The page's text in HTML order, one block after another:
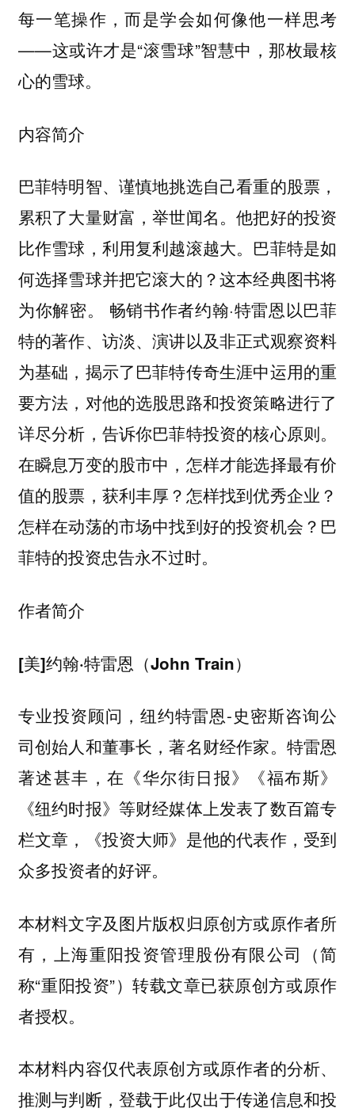
每一笔操作，而是学会如何像他一样思考
——这或许才是“滚雪球”智慧中，那枚最核
心的雪球。
内容简介
巴菲特明智、谨慎地挑选自己看重的股票，
累积了大量财富，举世闻名。他把好的投资
比作雪球，利用复利越滚越大。巴菲特是如
何选择雪球并把它滚大的？这本经典图书将
为你解密。 畅销书作者约翰·特雷恩以巴菲
特的著作、访淡、演讲以及非正式观察资料
为基础，揭示了巴菲特传奇生涯中运用的重
要方法，对他的选股思路和投资策略进行了
详尽分析，告诉你巴菲特投资的核心原则。
在瞬息万变的股市中，怎样才能选择最有价
值的股票，获利丰厚？怎样找到优秀企业？
怎样在动荡的市场中找到好的投资机会？巴
菲特的投资忠告永不过时。
作者简介
[美]约翰·特雷恩（John Train）
专业投资顾问，纽约特雷恩-史密斯咨询公
司创始人和董事长，著名财经作家。特雷恩
著述甚丰，在《华尔街日报》《福布斯》
《纽约时报》等财经媒体上发表了数百篇专
栏文章，《投资大师》是他的代表作，受到
众多投资者的好评。
本材料文字及图片版权归原创方或原作者所
有，上海重阳投资管理股份有限公司（简
称“重阳投资”）转载文章已获原创方或原作
者授权。
本材料内容仅代表原创方或原作者的分析、
推测与判断，登载于此仅出于传递信息和投